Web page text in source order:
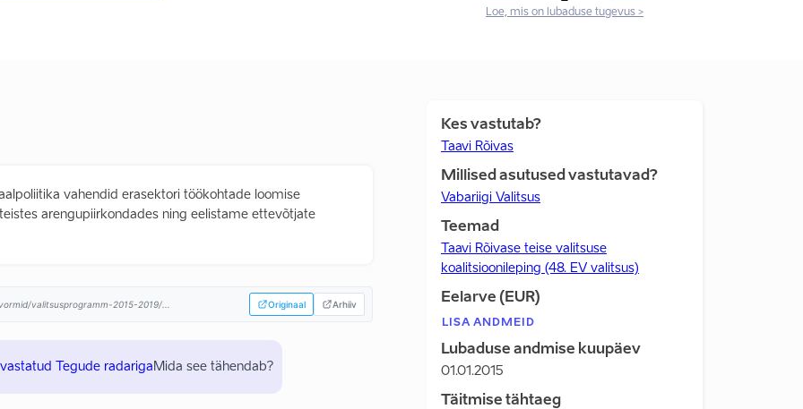
Loe, mis on lubaduse tugevus >
vahendid erasektori töökohtade loomise
arengupiirkondades ning eelistame ettevõtjate
valitsusprogramm-2015-2019/... Originaal Arhiiv
Tegude radariga Mida see tähendab?
Kes vastutab?
Taavi Rõivas
Millised asutused vastutavad?
Vabariigi Valitsus
Teemad
Taavi Rõivase teise valitsuse
koalitsioonileping (48. EV valitsus)
Eelarve (EUR)
LISA ANDMEID
Lubaduse andmise kuupäev
01.01.2015
Täitmise tähtaeg